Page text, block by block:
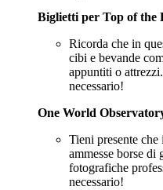
Biglietti per Top of the
Ricorda che in
cibi e bevande
appuntiti o
necessario!
One World
Tieni presente che
ammesse borse di
fotografiche
necessario!